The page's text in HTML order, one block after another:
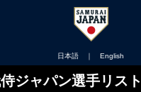
日本語 ｜ English
ジャパン選手リスト